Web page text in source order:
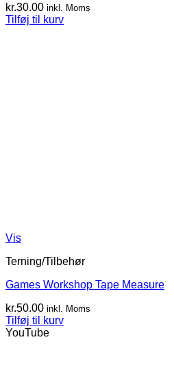
kr.30.00 inkl. Moms
Tilføj til kurv
Vis
Terning/Tilbehør
Games Workshop Tape Measure
kr.50.00 inkl. Moms
Tilføj til kurv
YouTube